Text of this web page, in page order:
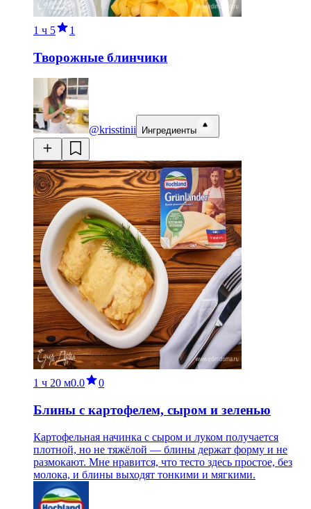
1 ч 5 1
Творожные блинчики
@krisstinii Ингредиенты
1 ч 20 м0.0 0
Блины с картофелем, сыром и зеленью
Картофельная начинка с сыром и луком получается
плотной, но не тяжёлой — блины держат форму и не
размокают. Мне нравится, что тесто здесь простое, без
молока, и блины выходят тонкими и мягкими.